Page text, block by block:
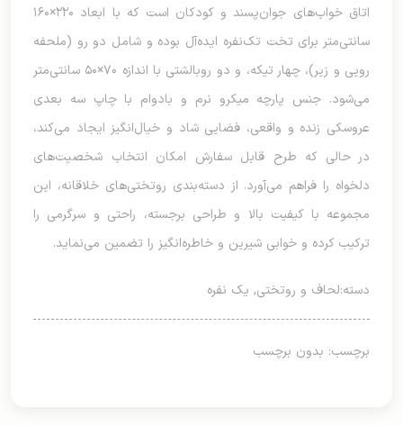
اتاق خواب‌های جوان‌پسند و کودکان است که با ابعاد ۲۲۰×۱۶۰
سانتی‌متر برای تخت تک‌نفره ایده‌آل بوده و شامل دو رو (ملحفه
رویی و زیر)، چهار تیکه، و دو روبالشتی با اندازه ۷۰×۵۰ سانتی‌متر
می‌شود. جنس پارچه میکرو نرم و بادوام با چاپ سه بعدی
عروسکی زنده و واقعی، فضایی شاد و خیال‌انگیز ایجاد می‌کند،
در حالی که طرح قابل سفارش امکان انتخاب شخصیت‌های
دلخواه را فراهم می‌آورد. از دسته‌بندی روتختی‌های خلاقانه، این
مجموعه با کیفیت بالا و طراحی برجسته، راحتی و سرگرمی را
ترکیب کرده و خوابی شیرین و خاطره‌انگیز را تضمین می‌نماید.
دسته:لحاف و روتختی, یک نفره
برچسب: بدون برچسب